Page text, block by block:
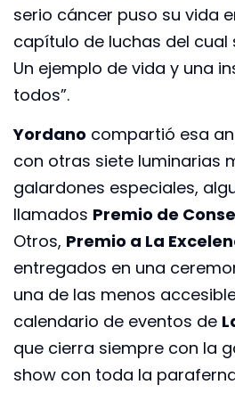
serio cáncer puso su vida
capítulo de luchas del cual
Un ejemplo de vida y una
todos”.
Yordano compartió esa
con otras siete luminarias
galardones especiales,
llamados Premio de
Otros, Premio a La
entregados en una
una de las menos
calendario de eventos de
que cierra siempre con la
show con toda la